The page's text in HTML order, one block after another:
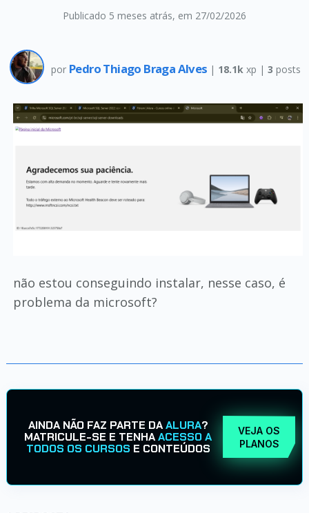
Publicado 5 meses atrás, em 27/02/2026
por Pedro Thiago Braga Alves | 18.1k xp | 3 posts
não estou conseguindo instalar, nesse caso, é
problema da microsoft?
AINDA NÃO FAZ PARTE DAALURA?
MATRICULE-SE E TENHAACESSO A
TODOS OS CURSOS E CONTEÚDOS
VEJA OS
PLANOS